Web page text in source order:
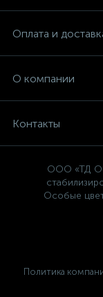
Оплата и
О компании
Контакты
ООО «ТД
Особые
Политика